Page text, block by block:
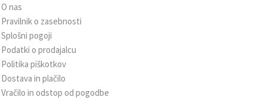
O nas
Pravilnik o zasebnosti
Splošni pogoji
Podatki o prodajalcu
Politika piškotkov
Dostava in plačilo
Vračilo in odstop od pogodbe